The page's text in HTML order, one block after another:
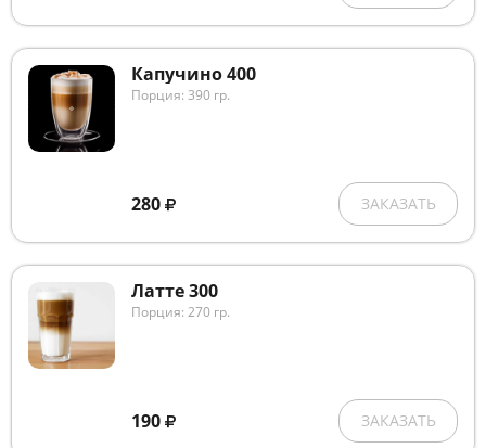
Капучино 400
Порция: 390 гр.
280 ЗАКАЗАТЬ
Латте 300
Порция: 270 гр.
190 ЗАКАЗАТЬ